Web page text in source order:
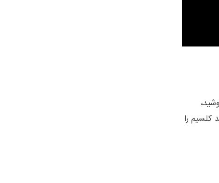
کلسیم را